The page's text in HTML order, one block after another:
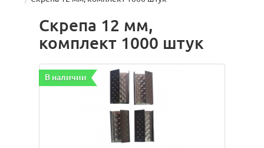
Скрепа 12 мм,
комплект 1000 штук
В наличии